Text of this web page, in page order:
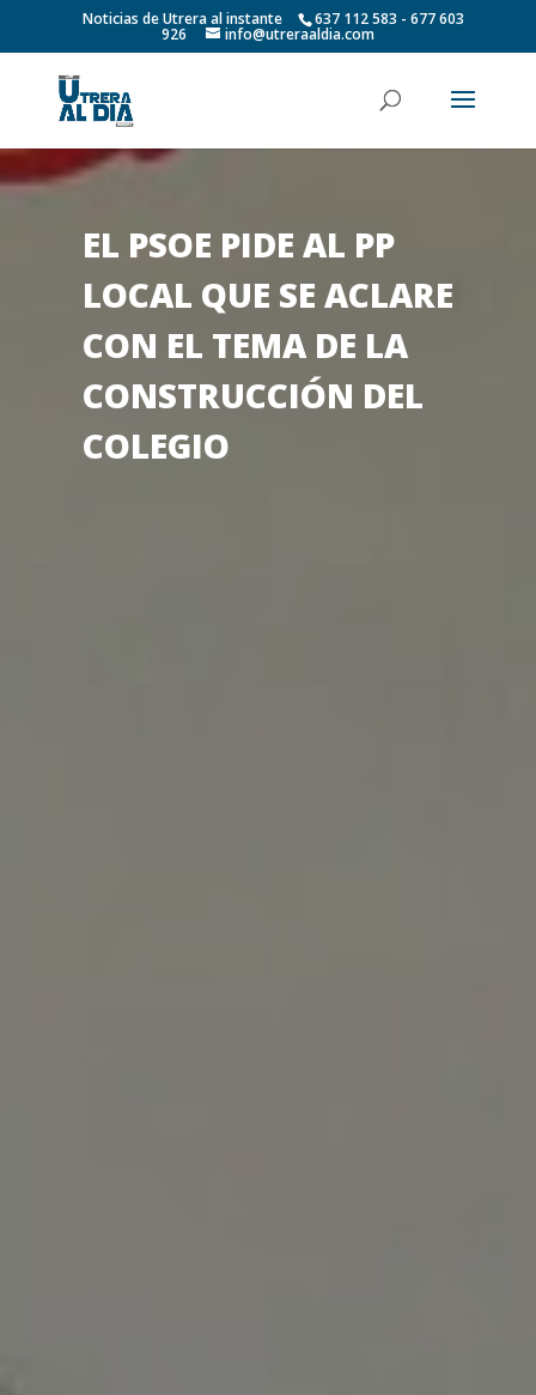
Noticias de Utrera al instante 637 112 583 - 677 603
926 info@utreraaldia.com
EL PSOE PIDE AL PP
LOCAL QUE SE ACLARE
CON EL TEMA DE LA
CONSTRUCCIÓN DEL
COLEGIO